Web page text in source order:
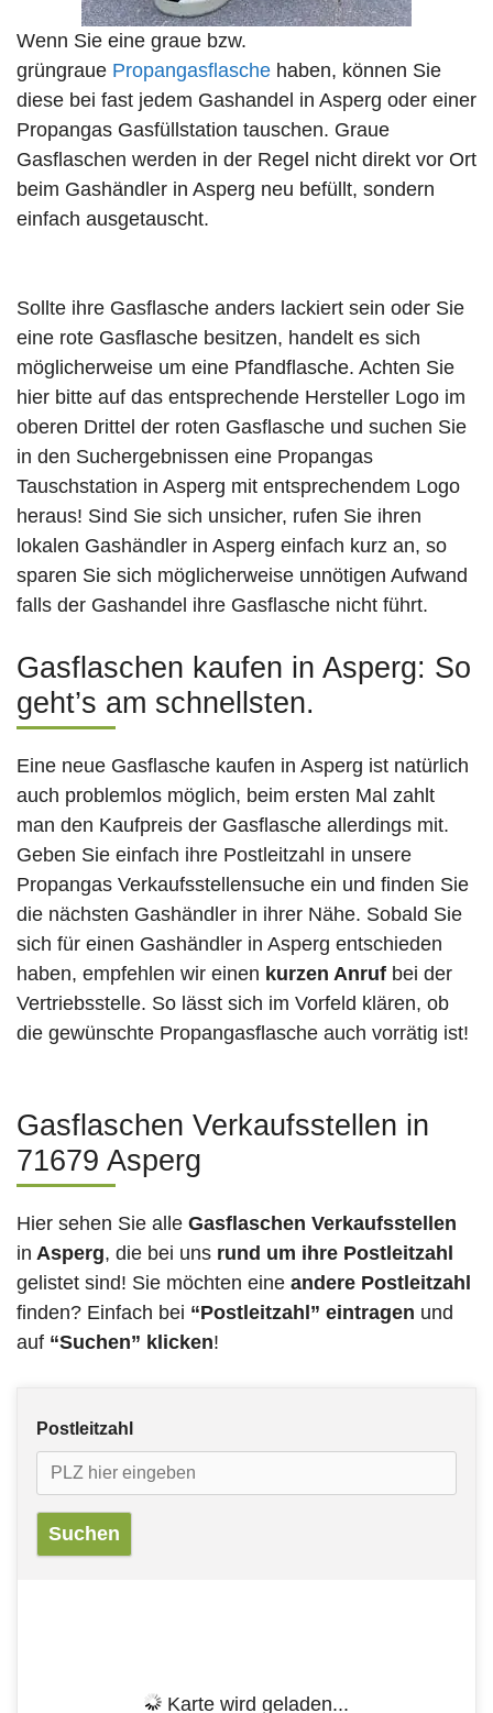
Wenn Sie eine graue bzw.
grüngraue Propangasflasche haben, können Sie
diese bei fast jedem Gashandel in Asperg oder einer
Propangas Gasfüllstation tauschen. Graue
Gasflaschen werden in der Regel nicht direkt vor Ort
beim Gashändler in Asperg neu befüllt, sondern
einfach ausgetauscht.
Sollte ihre Gasflasche anders lackiert sein oder Sie
eine rote Gasflasche besitzen, handelt es sich
möglicherweise um eine Pfandflasche. Achten Sie
hier bitte auf das entsprechende Hersteller Logo im
oberen Drittel der roten Gasflasche und suchen Sie
in den Suchergebnissen eine Propangas
Tauschstation in Asperg mit entsprechendem Logo
heraus! Sind Sie sich unsicher, rufen Sie ihren
lokalen Gashändler in Asperg einfach kurz an, so
sparen Sie sich möglicherweise unnötigen Aufwand
falls der Gashandel ihre Gasflasche nicht führt.
Gasflaschen kaufen in Asperg: So
geht’s am schnellsten.
Eine neue Gasflasche kaufen in Asperg ist natürlich
auch problemlos möglich, beim ersten Mal zahlt
man den Kaufpreis der Gasflasche allerdings mit.
Geben Sie einfach ihre Postleitzahl in unsere
Propangas Verkaufsstellensuche ein und finden Sie
die nächsten Gashändler in ihrer Nähe. Sobald Sie
sich für einen Gashändler in Asperg entschieden
haben, empfehlen wir einen kurzen Anruf bei der
Vertriebsstelle. So lässt sich im Vorfeld klären, ob
die gewünschte Propangasflasche auch vorrätig ist!
Gasflaschen Verkaufsstellen in
71679 Asperg
Hier sehen Sie alle Gasflaschen Verkaufsstellen
in Asperg, die bei uns rund um ihre Postleitzahl
gelistet sind! Sie möchten eine andere Postleitzahl
finden? Einfach bei “Postleitzahl” eintragen und
auf “Suchen” klicken!
Postleitzahl
Karte wird geladen...